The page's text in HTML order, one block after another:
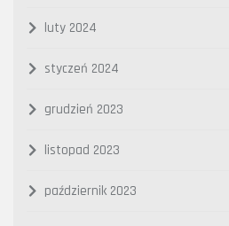
luty 2024
styczeń 2024
grudzień 2023
listopad 2023
październik 2023